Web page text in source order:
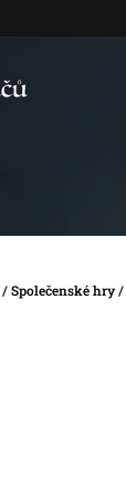
/Společenské hry/